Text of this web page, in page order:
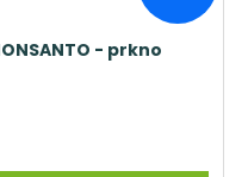
- prkno